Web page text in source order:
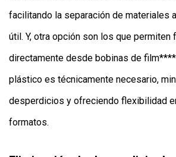
facilitando la separación de materiales
útil. Y, otra opción son los que permiten
directamente desde bobinas de
plástico es técnicamente necesario,
desperdicios y ofreciendo flexibilidad
formatos.